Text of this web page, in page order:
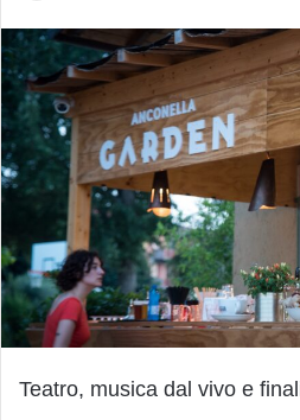
Teatro, musica dal vivo e